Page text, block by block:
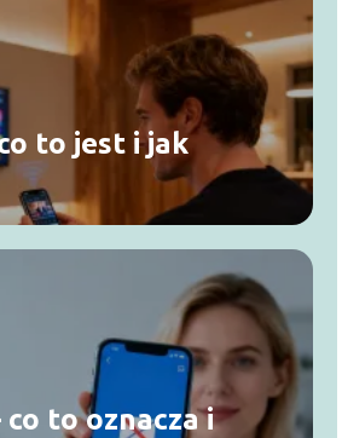
to jest i jak
to oznacza i